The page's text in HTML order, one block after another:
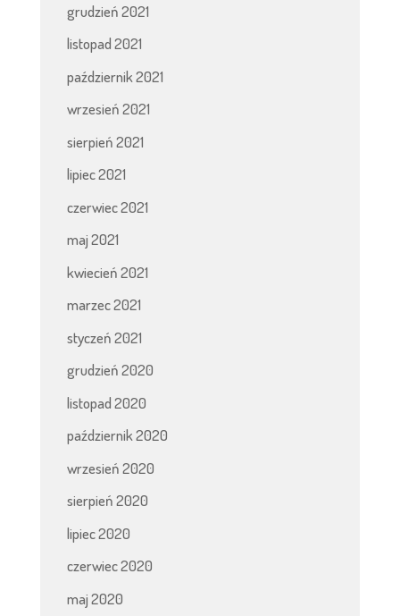
grudzień 2021
listopad 2021
październik 2021
wrzesień 2021
sierpień 2021
lipiec 2021
czerwiec 2021
maj 2021
kwiecień 2021
marzec 2021
styczeń 2021
grudzień 2020
listopad 2020
październik 2020
wrzesień 2020
sierpień 2020
lipiec 2020
czerwiec 2020
maj 2020